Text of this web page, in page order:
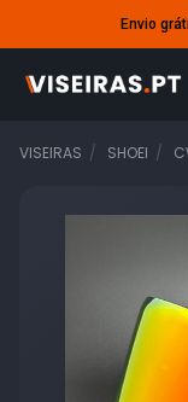
Envio
VISEIRAS SHOEI